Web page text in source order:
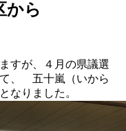
から
すが、４月の県議選
、 五十嵐（いから
りました。